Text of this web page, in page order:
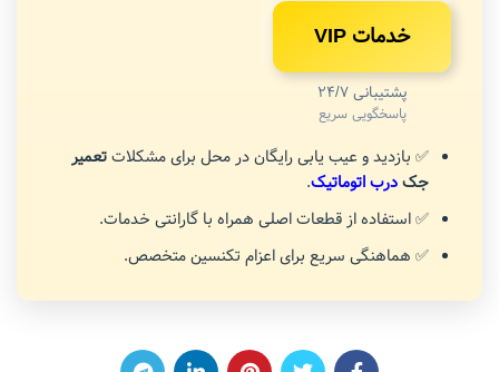
خدمات VIP
پشتیبانی 24/7
پاسخگویی سریع
✅ بازدید و عیب یابی رایگان در محل برای مشکلاتتعمیر
جکدرب اتوماتیک.
✅ استفاده از قطعات اصلی همراه با گارانتی خدمات.
✅ هماهنگی سریع برای اعزام تکنسین متخصص.